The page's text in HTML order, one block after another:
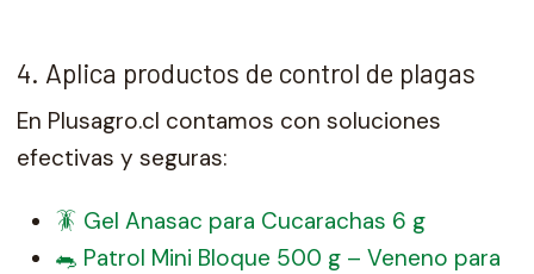
4. Aplica productos de control de plagas
En Plusagro.cl contamos con soluciones
efectivas y seguras:
🪳 Gel Anasac para Cucarachas 6 g
🐀 Patrol Mini Bloque 500 g – Veneno para